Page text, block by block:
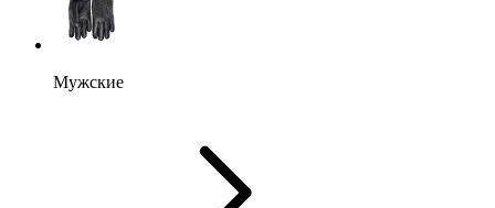
Мужские